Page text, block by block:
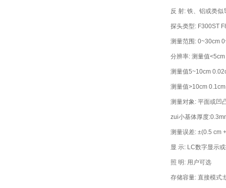
反 射: 铁、铝或类似
探头类型: F300ST
测量范围: 0~30cm
分辨率: 测量值
测量值5~10cm
测量值>10cm 0.1cm
测量对象: 平面或凹
zui小基体厚度
测量误差: ±(0.5 cm
显 示: LC数字显示
照 明: 用户可选
存储容量: 直接模式: